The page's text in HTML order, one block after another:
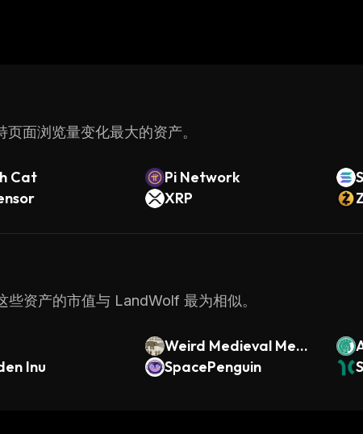
面浏览量变化最大的资产。
Cat Pi Network
XRP
资产的市值与 LandWolf 最为相似。
Weird Medieval Meme
s
Inu SpacePenguin